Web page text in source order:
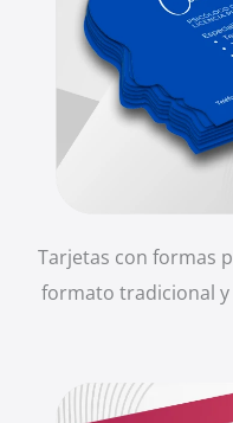
Tarjetas con formas
formato tradicional